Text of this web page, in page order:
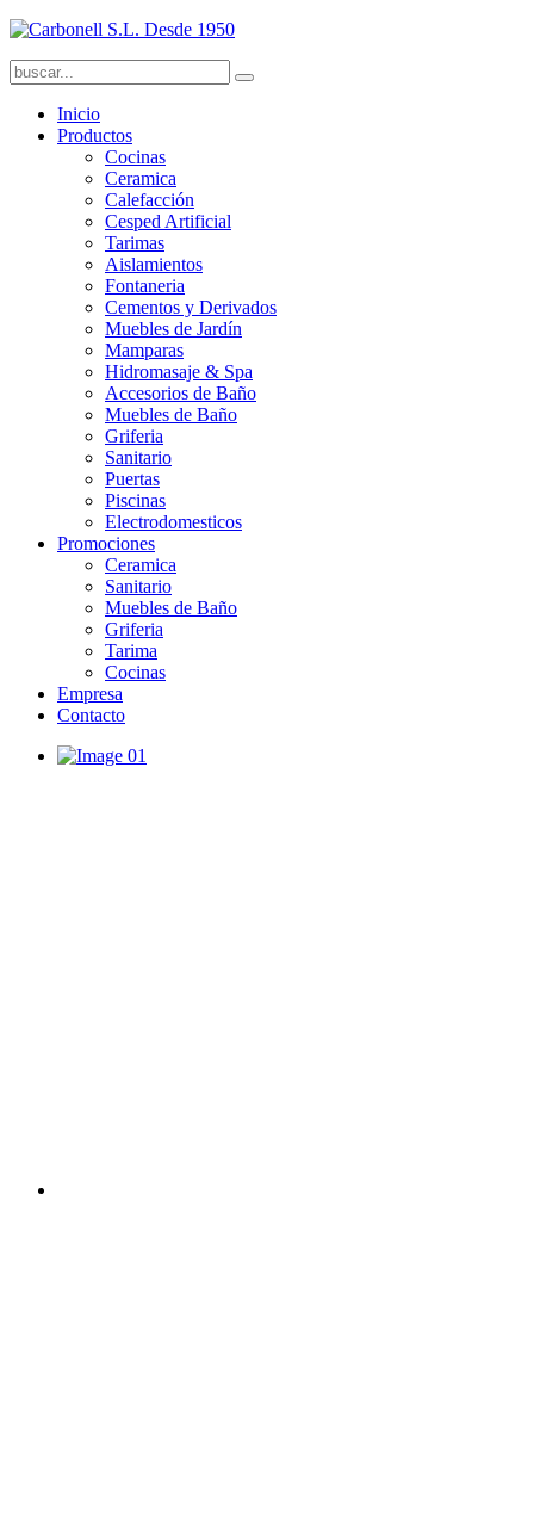
Inicio
Productos
Cocinas
Ceramica
Calefacción
Cesped Artificial
Tarimas
Aislamientos
Fontaneria
Cementos y Derivados
Muebles de Jardín
Mamparas
Hidromasaje & Spa
Accesorios de Baño
Muebles de Baño
Griferia
Sanitario
Puertas
Piscinas
Electrodomesticos
Promociones
Ceramica
Sanitario
Muebles de Baño
Griferia
Tarima
Cocinas
Empresa
Contacto